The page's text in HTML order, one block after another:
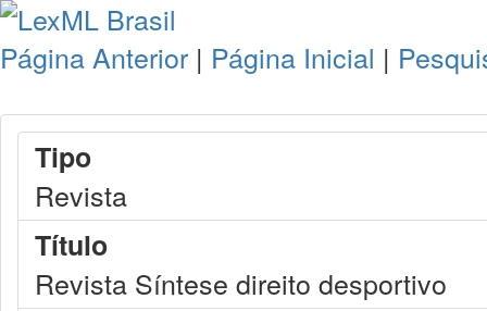
Página Anterior | Página Inicial |
Tipo
Revista
Título
Revista Síntese direito desportivo